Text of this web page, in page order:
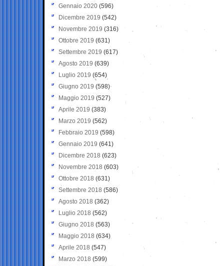
Gennaio 2020 (596)
Dicembre 2019 (542)
Novembre 2019 (316)
Ottobre 2019 (631)
Settembre 2019 (617)
Agosto 2019 (639)
Luglio 2019 (654)
Giugno 2019 (598)
Maggio 2019 (527)
Aprile 2019 (383)
Marzo 2019 (562)
Febbraio 2019 (598)
Gennaio 2019 (641)
Dicembre 2018 (623)
Novembre 2018 (603)
Ottobre 2018 (631)
Settembre 2018 (586)
Agosto 2018 (362)
Luglio 2018 (562)
Giugno 2018 (563)
Maggio 2018 (634)
Aprile 2018 (547)
Marzo 2018 (599)